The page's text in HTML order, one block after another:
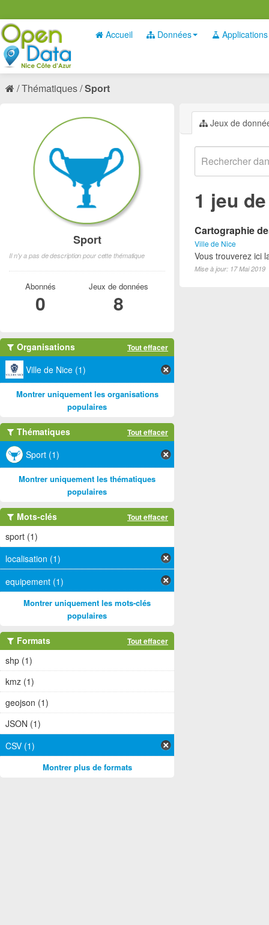
Accueil Données Applications
Thématiques Sport
Jeux de
1 jeu
Cartographie
Ville de Nice
Vous trouverez ici
Mise à jour: 17 Mai 2019
Sport
Il n'y a pas de description pour cette thématique
Abonnés
0
Jeux de données
8
Organisations Tout effacer
Ville de Nice (1)
Montrer uniquement les organisations
populaires
Thématiques Tout effacer
Sport (1)
Montrer uniquement les thématiques
populaires
Mots-clés Tout effacer
sport (1)
localisation (1)
equipement (1)
Montrer uniquement les mots-clés
populaires
Formats Tout effacer
shp (1)
kmz (1)
geojson (1)
JSON (1)
CSV (1)
Montrer plus de formats